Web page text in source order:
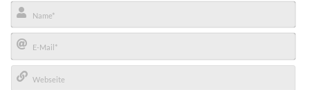
Name*
E-
Mail*